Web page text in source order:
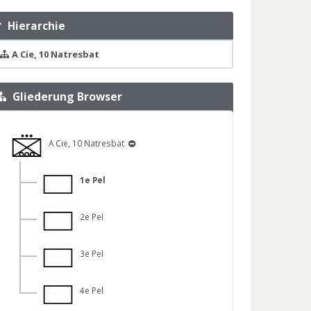
Hierarchie
A Cie, 10 Natresbat
Gliederung Browser
A Cie, 10 Natresbat
1e Pel
2e Pel
3e Pel
4e Pel